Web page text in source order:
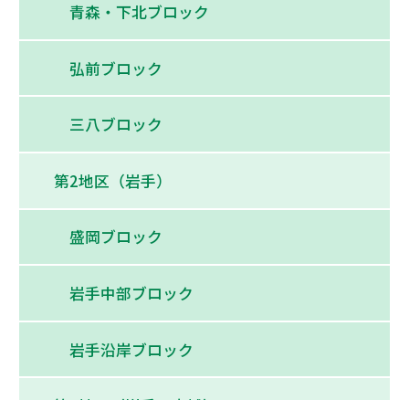
青森・下北ブロック
弘前ブロック
三八ブロック
第2地区（岩手）
盛岡ブロック
岩手中部ブロック
岩手沿岸ブロック